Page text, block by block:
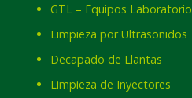
GTL – Equipos Laboratorio
Limpieza por Ultrasonidos
Decapado de Llantas
Limpieza de Inyectores